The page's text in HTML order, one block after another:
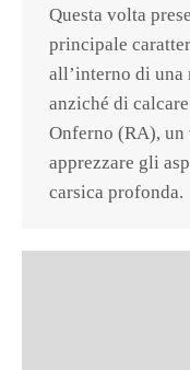
Questa volta
principale
all’interno di una
anziché di
Onferno (RA),
apprezzare gli
carsica profonda.